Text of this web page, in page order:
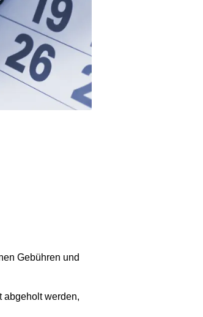
Gebühren und
abgeholt werden,